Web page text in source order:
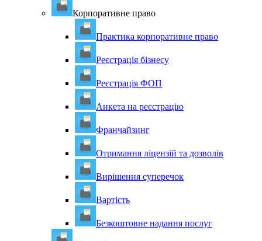
Корпоративне право
Практика корпоративне право
Реєстрація бізнесу
Реєстрація ФОП
Анкета на реєстрацію
Франчайзинг
Отримання ліцензій та дозволів
Вирішення суперечок
Вартість
Безкоштовне надання послуг